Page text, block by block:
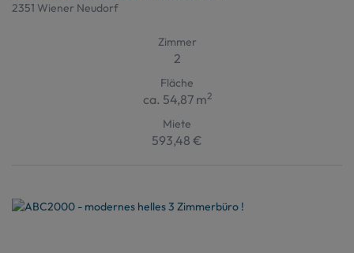
2351 Wiener Neudorf
Zimmer
2
Fläche
ca. 54,87 m2
Miete
593,48 €